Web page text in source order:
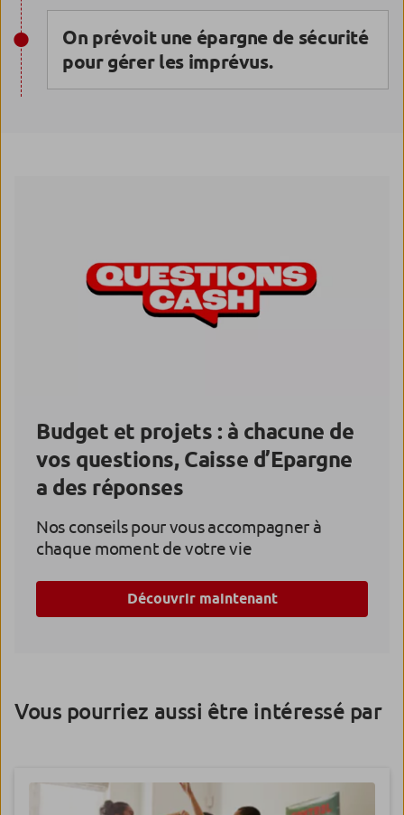
On prévoit une épargne de sécurité
pour gérer les imprévus.
Budget et projets : à chacune de
vos questions, Caisse d’Epargne
a des réponses
Nos conseils pour vous accompagner à
chaque moment de votre vie
Découvrir maintenant
Vous pourriez aussi être intéressé par